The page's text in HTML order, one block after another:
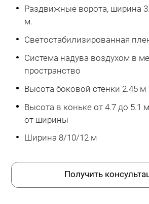
Раздвижные ворота, ширина
м.
Светостабилизированная
Система надува воздухом в
пространство
Высота боковой стенки 2.45 м
Высота в коньке от 4.7 до 5.1
от ширины
Ширина 8/10/12 м
Получить